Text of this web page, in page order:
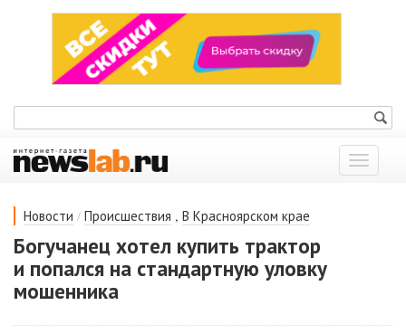
Показать
меню
Новости / Происшествия , В Красноярском крае
Богучанец хотел купить трактор
и попался на стандартную уловку
мошенника